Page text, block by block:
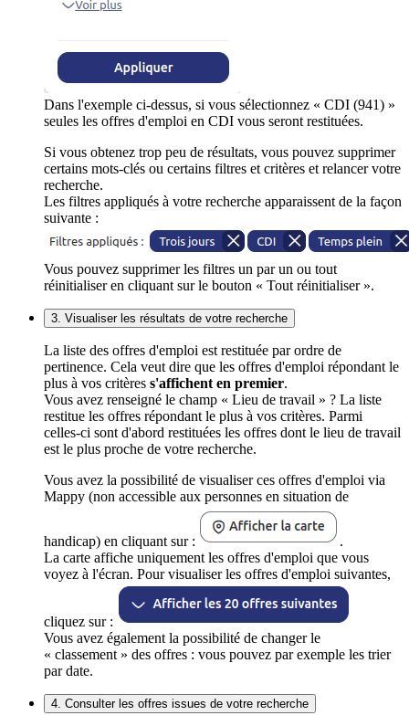
Dans l'exemple ci-dessus, si vous sélectionnez « CDI (941) »
seules les offres d'emploi en CDI vous seront restituées.
Si vous obtenez trop peu de résultats, vous pouvez supprimer
certains mots-clés ou certains filtres et critères et relancer votre
recherche.
Les filtres appliqués à votre recherche apparaissent de la façon
suivante :
Vous pouvez supprimer les filtres un par un ou tout
réinitialiser en cliquant sur le bouton « Tout réinitialiser ».
3. Visualiser les résultats de votre recherche
La liste des offres d'emploi est restituée par ordre de
pertinence. Cela veut dire que les offres d'emploi répondant le
plus à vos critères s'affichent en premier.
Vous avez renseigné le champ « Lieu de travail » ? La liste
restitue les offres répondant le plus à vos critères. Parmi
celles-ci sont d'abord restituées les offres dont le lieu de travail
est le plus proche de votre recherche.
Vous avez la possibilité de visualiser ces offres d'emploi via
Mappy (non accessible aux personnes en situation de
handicap) en cliquant sur :
.
La carte affiche uniquement les offres d'emploi que vous
voyez à l'écran. Pour visualiser les offres d'emploi suivantes,
cliquez sur :
Vous avez également la possibilité de changer le
« classement » des offres : vous pouvez par exemple les trier
par date.
4. Consulter les offres issues de votre recherche